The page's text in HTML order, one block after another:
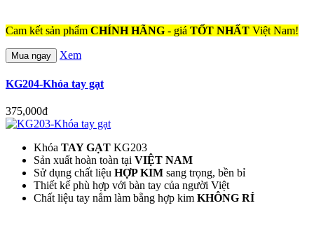
Cam kết sản phẩm CHÍNH HÃNG - giá TỐT NHẤT Việt Nam!
Mua ngay Xem
KG204-Khóa tay gạt
375,000đ
Khóa TAY GẠT KG203
Sản xuất hoàn toàn tại VIỆT NAM
Sử dụng chất liệu HỢP KIM sang trọng, bền bỉ
Thiết kế phù hợp với bàn tay của người Việt
Chất liệu tay nắm làm bằng hợp kim KHÔNG RỈ